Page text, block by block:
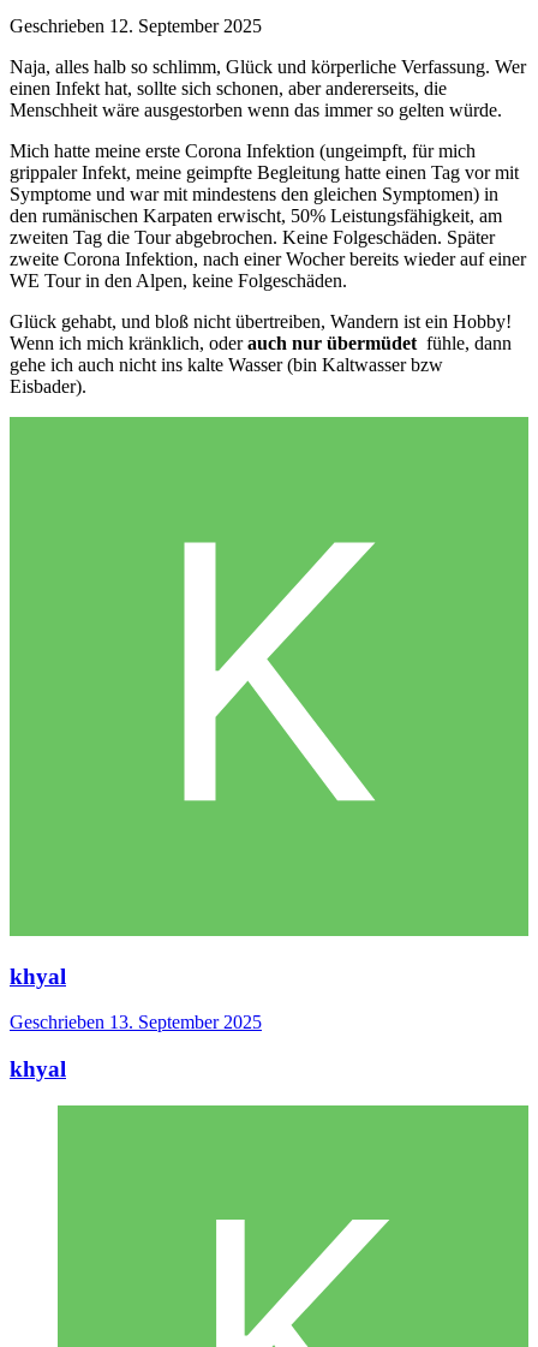
Geschrieben 12. September 2025
Naja, alles halb so schlimm, Glück und körperliche Verfassung. Wer
einen Infekt hat, sollte sich schonen, aber andererseits, die
Menschheit wäre ausgestorben wenn das immer so gelten würde.
Mich hatte meine erste Corona Infektion (ungeimpft, für mich
grippaler Infekt, meine geimpfte Begleitung hatte einen Tag vor mit
Symptome und war mit mindestens den gleichen Symptomen) in
den rumänischen Karpaten erwischt, 50% Leistungsfähigkeit, am
zweiten Tag die Tour abgebrochen. Keine Folgeschäden. Später
zweite Corona Infektion, nach einer Wocher bereits wieder auf einer
WE Tour in den Alpen, keine Folgeschäden.
Glück gehabt, und bloß nicht übertreiben, Wandern ist ein Hobby!
Wenn ich mich kränklich, oderauch nur übermüdet fühle, dann
gehe ich auch nicht ins kalte Wasser (bin Kaltwasser bzw
Eisbader).
khyal
Geschrieben 13. September 2025
khyal